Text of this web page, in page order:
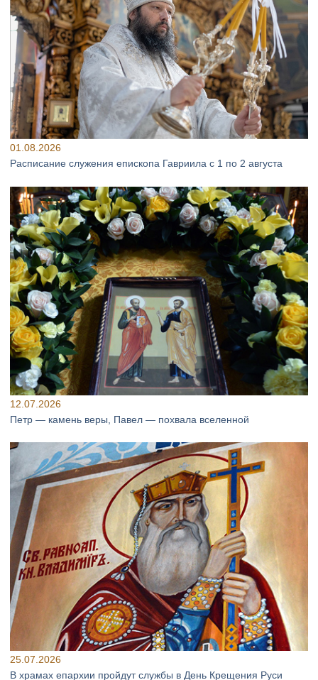
01.08.2026
Расписание служения епископа Гавриила с 1 по 2 августа
12.07.2026
Петр — камень веры, Павел — похвала вселенной
25.07.2026
В храмах епархии пройдут службы в День Крещения Руси